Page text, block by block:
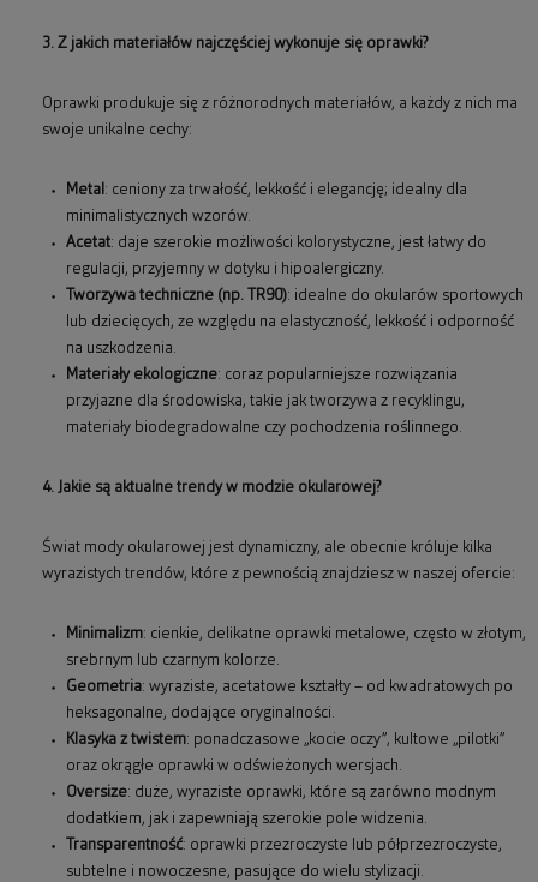
3. Z jakich materiałów najczęściej wykonuje się oprawki?
Oprawki produkuje się z różnorodnych materiałów, a każdy z nich ma
swoje unikalne cechy:
Metal : ceniony za trwałość, lekkość i elegancję; idealny dla
minimalistycznych wzorów.
Acetat: daje szerokie możliwości kolorystyczne, jest łatwy do
regulacji, przyjemny w dotyku i hipoalergiczny.
Tworzywa techniczne (np. TR90): idealne do okularów sportowych
lub dziecięcych, ze względu na elastyczność, lekkość i odporność
na uszkodzenia.
Materiały ekologiczne: coraz popularniejsze rozwiązania
przyjazne dla środowiska, takie jak tworzywa z recyklingu,
materiały biodegradowalne czy pochodzenia roślinnego.
4. Jakie są aktualne trendy w modzie okularowej?
Świat mody okularowej jest dynamiczny, ale obecnie króluje kilka
wyrazistych trendów, które z pewnością znajdziesz w naszej ofercie:
Minimalizm: cienkie, delikatne oprawki metalowe, często w złotym,
srebrnym lub czarnym kolorze.
Geometria: wyraziste, acetatowe kształty – od kwadratowych po
heksagonalne, dodające oryginalności.
Klasyka z twistem: ponadczasowe „kocie oczy”, kultowe „pilotki”
oraz okrągłe oprawki w odświeżonych wersjach.
Oversize: duże, wyraziste oprawki, które są zarówno modnym
dodatkiem, jak i zapewniają szerokie pole widzenia.
Transparentność: oprawki przezroczyste lub półprzezroczyste,
subtelne i nowoczesne, pasujące do wielu stylizacji.